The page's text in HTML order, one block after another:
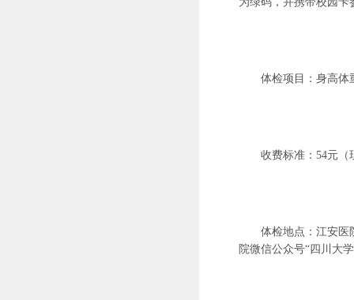
体检项目：身高体
收费标准： 54元（
体检地点：江安医
院微信公众号“四川大